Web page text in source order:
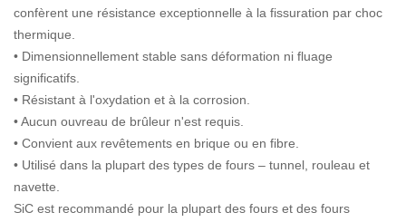
confèrent une résistance exceptionnelle à la fissuration par choc
thermique.
• Dimensionnellement stable sans déformation ni fluage
significatifs.
• Résistant à l'oxydation et à la corrosion.
• Aucun ouvreau de brûleur n'est requis.
• Convient aux revêtements en brique ou en fibre.
• Utilisé dans la plupart des types de fours – tunnel, rouleau et
navette.
SiC est recommandé pour la plupart des fours et des fours